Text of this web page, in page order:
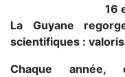
16
La Guyane
scientifiques :
Chaque année,